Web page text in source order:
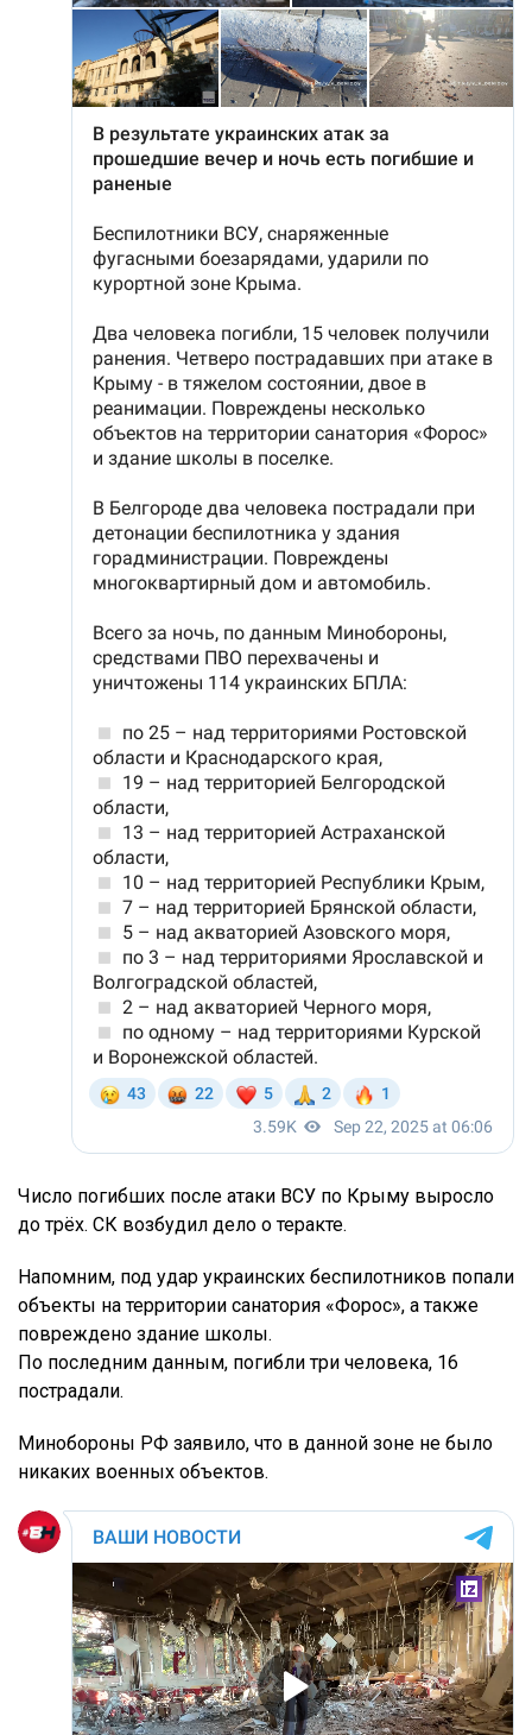
Число погибших после атаки ВСУ по Крыму выросло
до трёх. СК возбудил дело о теракте.
Напомним, под удар украинских беспилотников попали
объекты на территории санатория «Форос», а также
повреждено здание школы.
По последним данным, погибли три человека, 16
пострадали.
Минобороны РФ заявило, что в данной зоне не было
никаких военных объектов.